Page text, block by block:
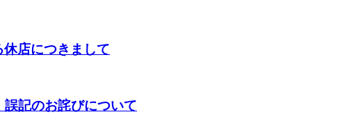
店につきまして
誤記のお詫びについて